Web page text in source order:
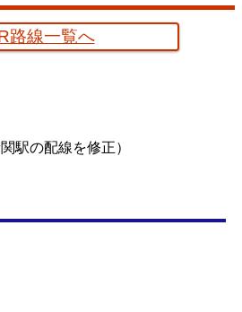
路線一覧へ
駅の配線を修正）